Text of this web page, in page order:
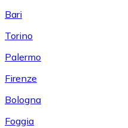
Bari
Torino
Palermo
Firenze
Bologna
Foggia